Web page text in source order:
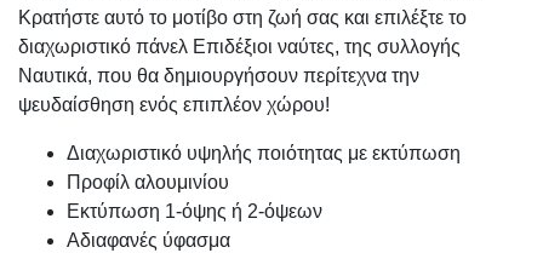
Κρατήστε αυτό το μοτίβο στη ζωή σας και επιλέξτε το
διαχωριστικό πάνελ Επιδέξιοι ναύτες, της συλλογής
Ναυτικά, που θα δημιουργήσουν περίτεχνα την
ψευδαίσθηση ενός επιπλέον χώρου!
Διαχωριστικό υψηλής ποιότητας με εκτύπωση
Προφίλ αλουμινίου
Εκτύπωση 1-όψης ή 2-όψεων
Αδιαφανές ύφασμα